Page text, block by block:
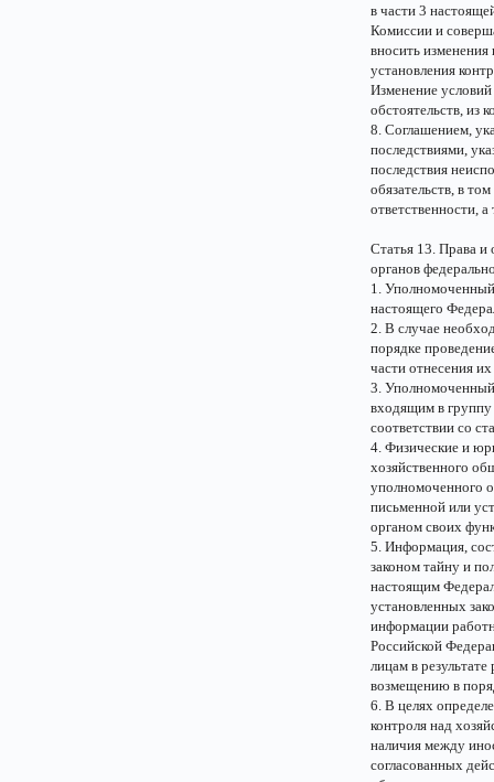
в части 3
Комиссии и
вносить изменения
установления
Изменение
обстоятельств, из
8. Соглашением,
последствиями,
последствия
обязательств, в
ответственности,
Статья 13. Права и
органов
1. Уполномоченный
настоящего
2. В случае
порядке
части отнесения
3.
входящим в группу
соответствии со
4. Физические и
хозяйственного
уполномоченного
письменной или
органом своих
5. Информация,
законом тайну и
настоящим
установленных
информации
Российской
лицам в
возмещению в
6. В целях
контроля над
наличия между
согласованных